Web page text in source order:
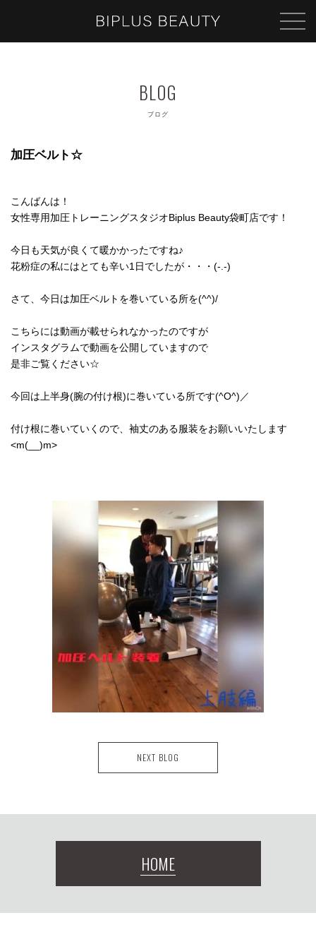
ブログ
加圧ベルト☆
こんばんは！
女性専用加圧トレーニングスタジオBiplus Beauty袋町店です！
今日も天気が良くて暖かかったですね♪
花粉症の私にはとても辛い1日でしたが・・・(-.-)
さて、今日は加圧ベルトを巻いている所を(^^)/
こちらには動画が載せられなかったのですが
インスタグラムで動画を公開していますので
是非ご覧ください☆
今回は上半身(腕の付け根)に巻いている所です(^O^)／
付け根に巻いていくので、袖丈のある服装をお願いいたします
<m(__)m>
NEXT BLOG
HOME